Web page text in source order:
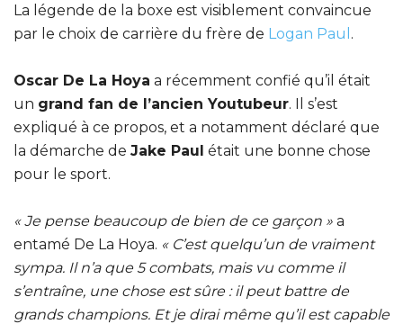
La légende de la boxe est visiblement convaincue
par le choix de carrière du frère de Logan Paul .
Oscar De La Hoya a récemment confié qu’il était
un grand fan de l’ancien Youtubeur. Il s’est
expliqué à ce propos, et a notamment déclaré que
la démarche de Jake Paul était une bonne chose
pour le sport.
« Je pense beaucoup de bien de ce garçon » a
entamé De La Hoya. « C’est quelqu’un de vraiment
sympa. Il n’a que 5 combats, mais vu comme il
s’entraîne, une chose est sûre : il peut battre de
grands champions. Et je dirai même qu’il est capable